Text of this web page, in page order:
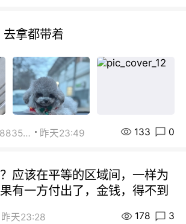
拿都带着
街友88835518 昨天23:49 133 0
应该在平等的区域间，一样为
有一方付出了，金钱，得不到
昨天23:28 178 3